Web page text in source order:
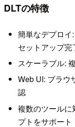
DLTの特徴
簡単なデプロ
セットアップ完
スケーラブル:
Web UI: ブラウ
認
複数のツールに
プトをサポート